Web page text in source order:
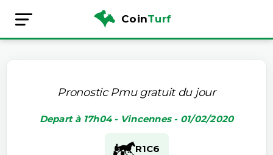
CoinTurf
Pronostic Pmu gratuit du jour
Depart à 17h04 - Vincennes - 01/02/2020
R1C6